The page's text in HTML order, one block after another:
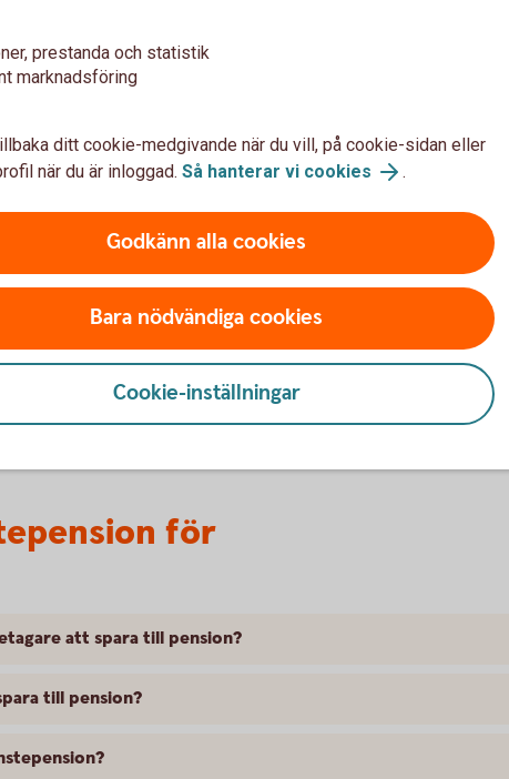
för
att spara till pension?
till pension?
prestanda och statistik
marknadsföring
ditt cookie-medgivande när du vill, på cookie-sidan eller
när du är inloggad. Så hanterar vi cookies .
Godkänn alla cookies
Bara nödvändiga cookies
Cookie-inställningar